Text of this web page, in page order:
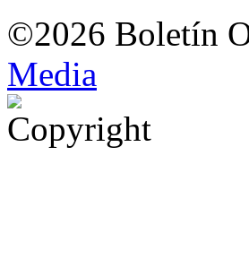
©2026 Boletín
Media